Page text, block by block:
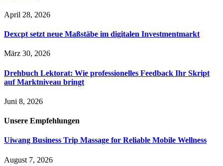
April 28, 2026
Dexcpt setzt neue Maßstäbe im digitalen Investmentmarkt
März 30, 2026
Drehbuch Lektorat: Wie professionelles Feedback Ihr Skript
auf Marktniveau bringt
Juni 8, 2026
Unsere Empfehlungen
Uiwang Business Trip Massage for Reliable Mobile Wellness
August 7, 2026